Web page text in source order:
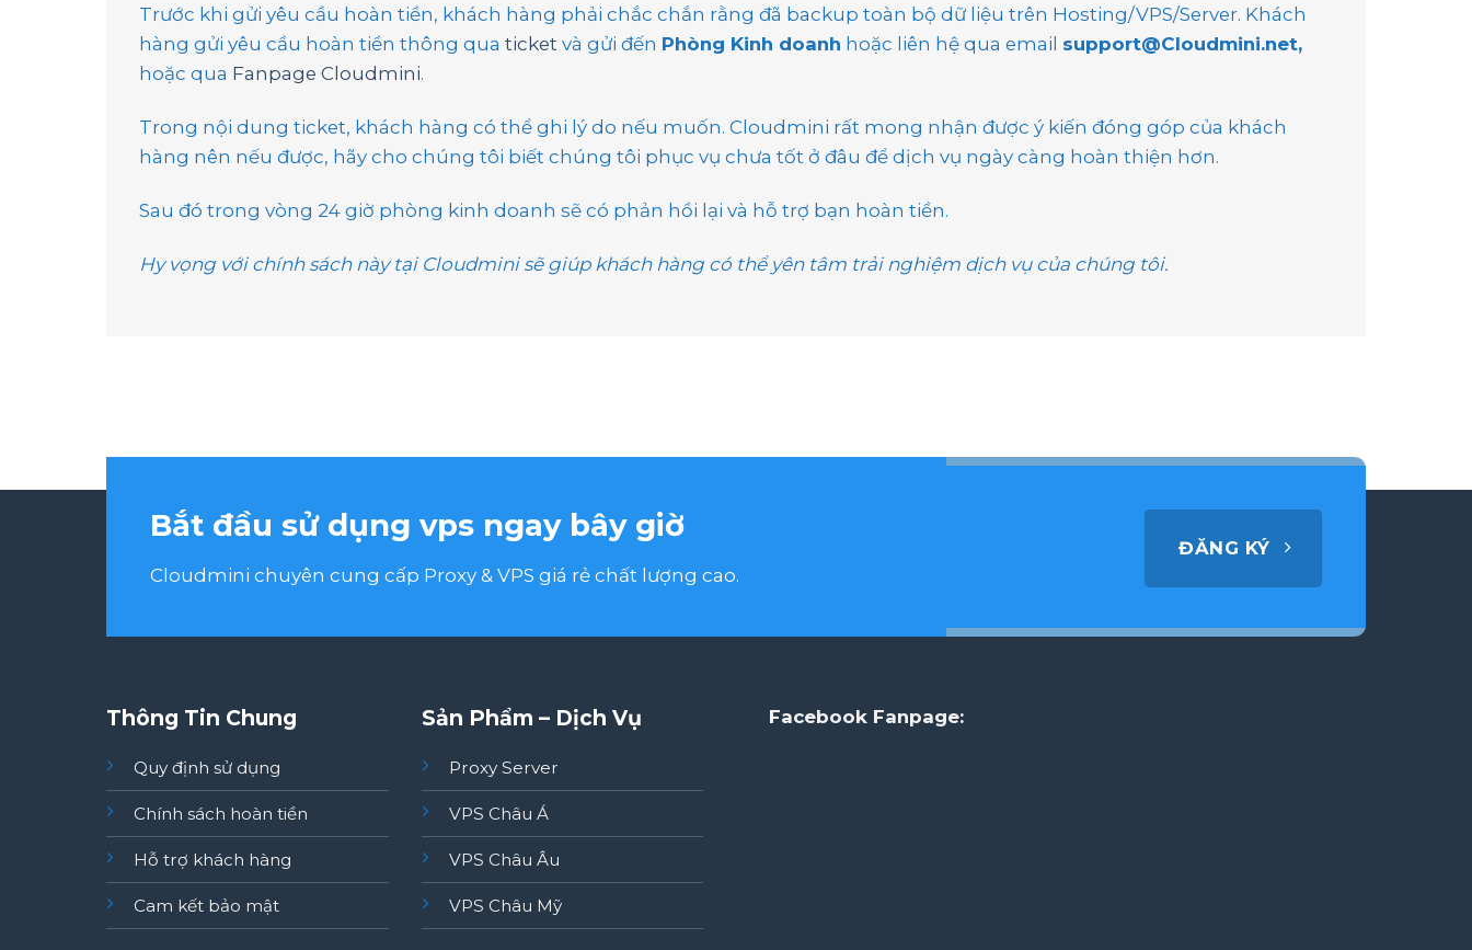
Trước khi gửi yêu cầu hoàn tiền, khách hàng phải chắc chắn rằng đã backup toàn bộ dữ liệu trên Hosting/VPS/Server. Khách
hàng gửi yêu cầu hoàn tiền thông qua ticket và gửi đến Phòng Kinh doanh hoặc liên hệ qua email support@Cloudmini.net,
hoặc qua Fanpage Cloudmini.
Trong nội dung ticket, khách hàng có thể ghi lý do nếu muốn. Cloudmini rất mong nhận được ý kiến đóng góp của khách
hàng nên nếu được, hãy cho chúng tôi biết chúng tôi phục vụ chưa tốt ở đâu để dịch vụ ngày càng hoàn thiện hơn.
Sau đó trong vòng 24 giờ phòng kinh doanh sẽ có phản hồi lại và hỗ trợ bạn hoàn tiền.
Hy vọng với chính sách này tại Cloudmini sẽ giúp khách hàng có thể yên tâm trải nghiệm dịch vụ của chúng tôi.
Bắt đầu sử dụng vps ngay bây giờ
Cloudmini chuyên cung cấp Proxy & VPS giá rẻ chất lượng cao.
ĐĂNG KÝ
Thông Tin Chung
Quy định sử dụng
Chính sách hoàn tiền
Hỗ trợ khách hàng
Cam kết bảo mật
Sản Phẩm – Dịch Vụ
Proxy Server
VPS Châu Á
VPS Châu Âu
VPS Châu Mỹ
Facebook Fanpage: